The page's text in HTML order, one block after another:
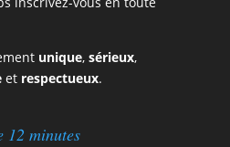
unique, sérieux,
et respectueux.
12 minutes